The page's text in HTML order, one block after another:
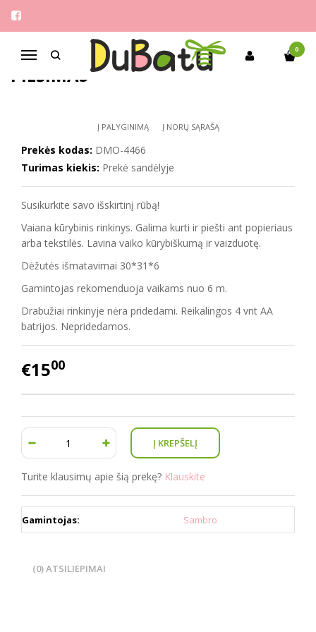
Navigacija
0
Pagrindinis
VAIANA KŪRYBINIS RINKINIS
PIEŠIMAS
Į PALYGINIMĄ Į NORŲ SĄRAŠĄ
Prekės kodas: DMO-4466
Turimas kiekis: Prekė sandėlyje
Susikurkite savo išskirtinį rūbą!
Vaiana kūrybinis rinkinys. Galima kurti ir piešti ant popieriaus
arba tekstilės. Lavina vaiko kūrybiškumą ir vaizduotę.
Dėžutės išmatavimai 30*31*6
Gamintojas rekomenduoja vaikams nuo 6 m.
Drabužiai rinkinyje nėra pridedami. Reikalingos 4 vnt AA
batrijos. Nepridedamos.
€1500
Turite klausimų apie šią prekę? Klauskite
Gamintojas: Sambro
(0) ATSILIEPIMAI